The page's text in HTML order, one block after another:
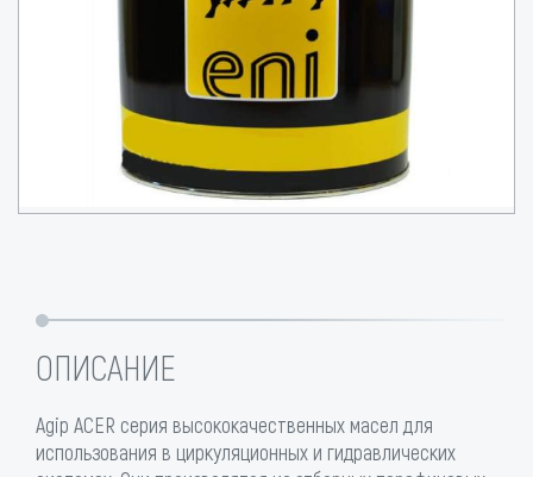
ОПИСАНИЕ
Agip ACER серия высококачественных масел для
использования в циркуляционных и гидравлических